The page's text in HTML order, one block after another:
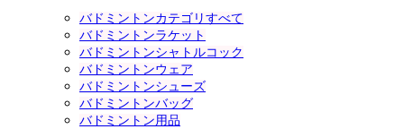
バドミントンカテゴリすべて
バドミントンラケット
バドミントンシャトルコック
バドミントンウェア
バドミントンシューズ
バドミントンバッグ
バドミントン用品